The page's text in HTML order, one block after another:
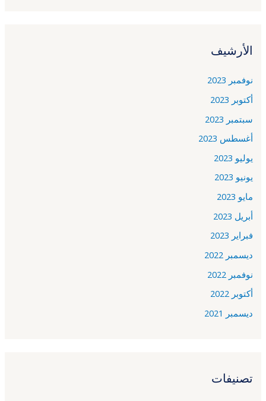
الأرشيف
نوفمبر 2023
أكتوبر 2023
سبتمبر 2023
أغسطس 2023
يوليو 2023
يونيو 2023
مايو 2023
أبريل 2023
فبراير 2023
ديسمبر 2022
نوفمبر 2022
أكتوبر 2022
ديسمبر 2021
تصنيفات